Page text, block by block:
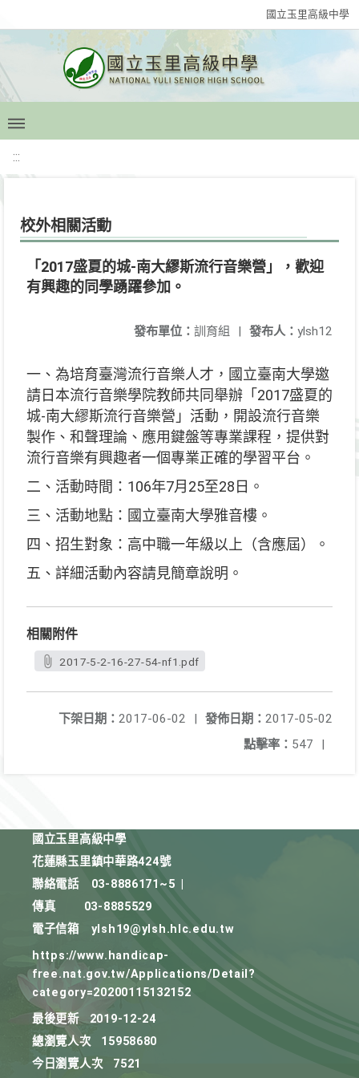
國立玉里高級中學
:::
校外相關活動
「2017盛夏的城-南大繆斯流行音樂營」，歡迎
有興趣的同學踴躍參加。
發布人： ylsh12
發布單位： 訓育組 |
一、為培育臺灣流行音樂人才，國立臺南大學邀
請日本流行音樂學院教師共同舉辦「2017盛夏的
城-南大繆斯流行音樂營」活動，開設流行音樂
製作、和聲理論、應用鍵盤等專業課程，提供對
流行音樂有興趣者一個專業正確的學習平台。
二、活動時間：106年7月25至28日。
三、活動地點：國立臺南大學雅音樓。
四、招生對象：高中職一年級以上（含應屆）。
五、詳細活動內容請見簡章說明。
相關附件
2017-5-2-16-27-54-nf1.pdf
發佈日期： 2017-05-02
下架日期： 2017-06-02
|
點擊率： 547 |
國立玉里高級中學
花蓮縣玉里鎮中華路424號
聯絡電話
03-8886171~5
傳真
03-8885529
電子信箱
ylsh19@ylsh.hlc.edu.tw
https://www.handicap-
free.nat.gov.tw/Applications/Detail?
category=20200115132152
最後更新
2019-12-24
總瀏覽人次
15958680
今日瀏覽人次
7521